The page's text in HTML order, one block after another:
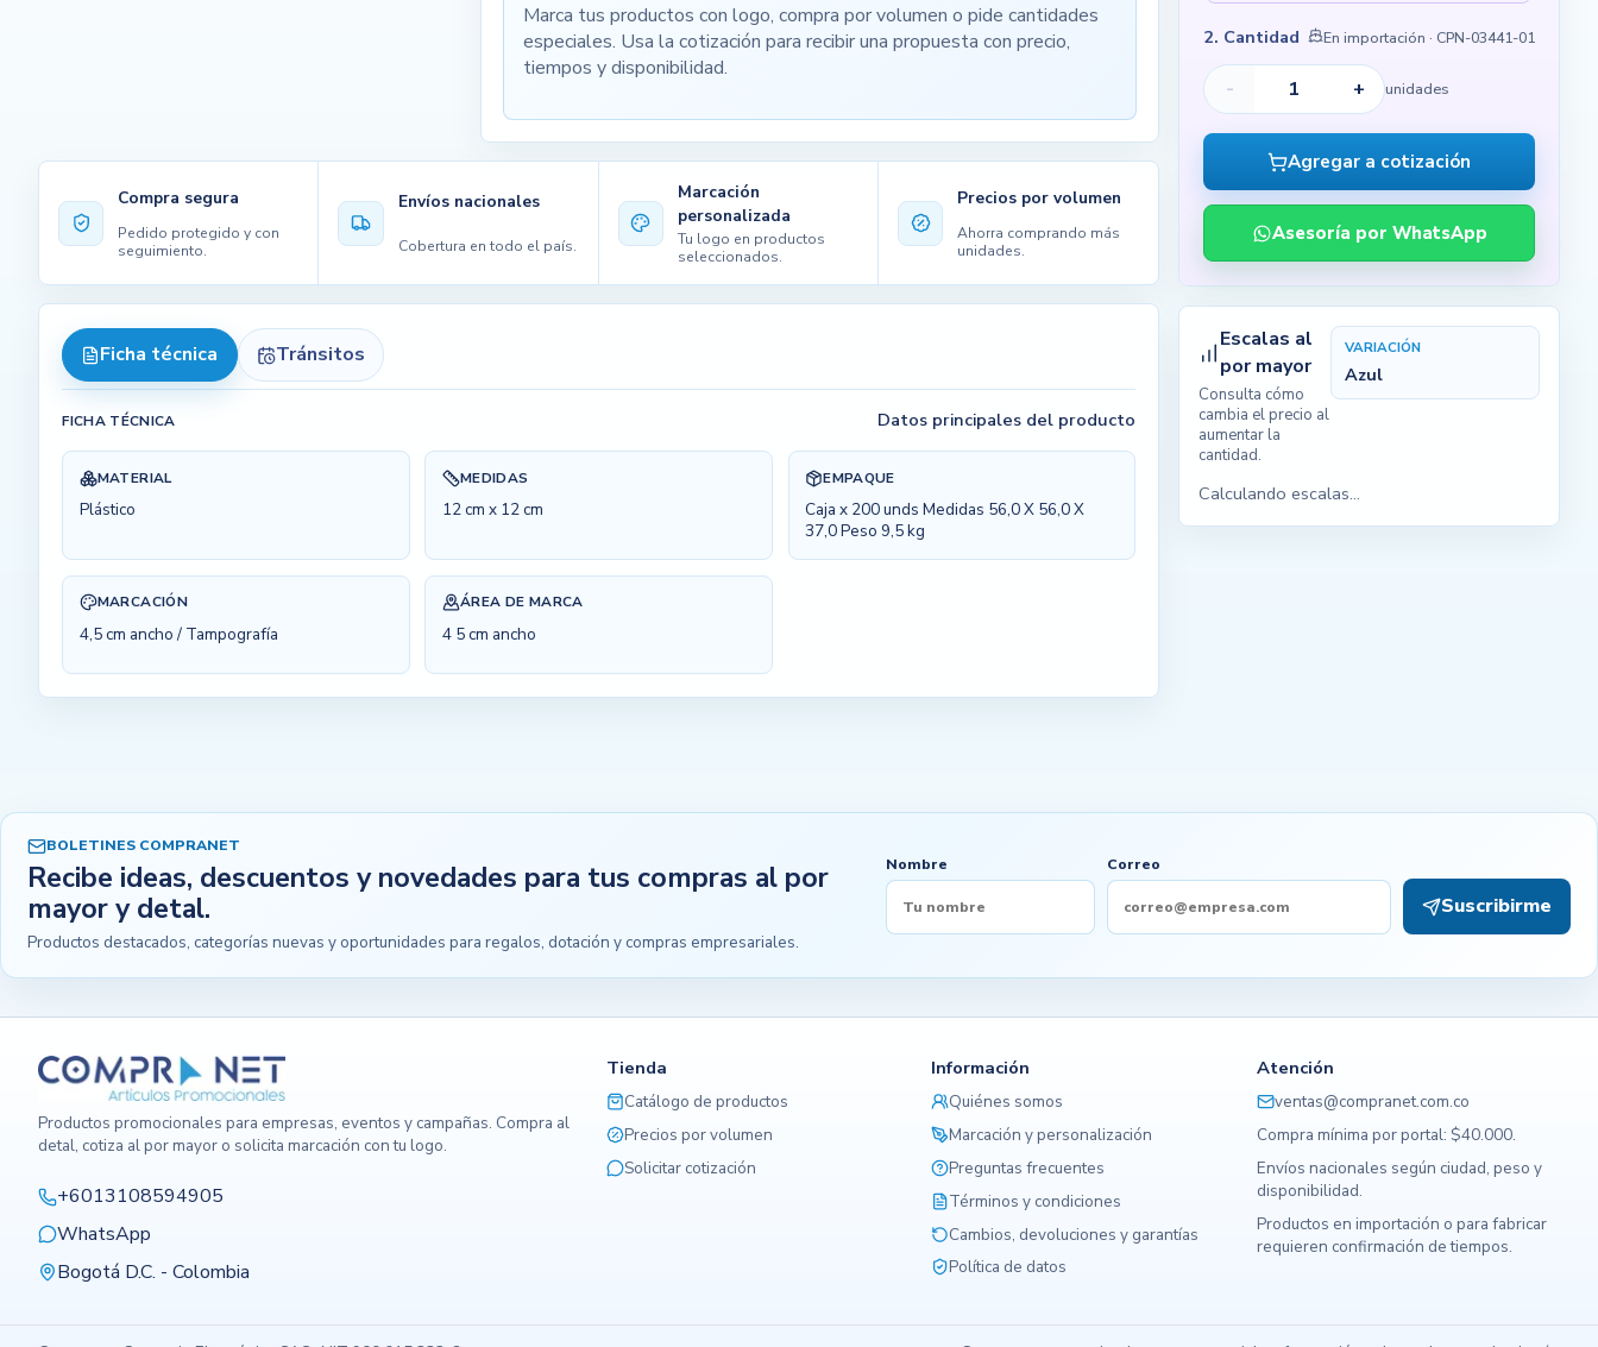
Marca tus productos con logo, compra por volumen o pide cantidades
especiales. Usa la cotización para recibir una propuesta con precio,
tiempos y disponibilidad.
Compra segura
Pedido protegido y con
seguimiento.
Envíos nacionales
Cobertura en todo el país.
Marcación
personalizada
Tu logo en productos
seleccionados.
Precios por volumen
Ahorra comprando más
unidades.
Ficha técnica Tránsitos
FICHA TÉCNICA Datos principales del producto
MATERIAL
Plástico
MEDIDAS
12 cm x 12 cm
EMPAQUE
Caja x 200 unds Medidas 56,0 X 56,0 X
37,0 Peso 9,5 kg
MARCACIÓN
4,5 cm ancho / Tampografía
ÁREA DE MARCA
4 5 cm ancho
2. Cantidad En importación · CPN-03441-01
- + unidades
Agregar a cotización
Asesoría por WhatsApp
Escalas al
por mayor
Consulta cómo
cambia el precio al
aumentar la
cantidad.
VARIACIÓN
Azul
Calculando escalas...
BOLETINES COMPRANET
Recibe ideas, descuentos y novedades para tus compras al por
mayor y detal.
Productos destacados, categorías nuevas y oportunidades para regalos, dotación y compras empresariales.
Nombre Correo
Suscribirme
Productos promocionales para empresas, eventos y campañas. Compra al
detal, cotiza al por mayor o solicita marcación con tu logo.
+6013108594905
WhatsApp
Bogotá D.C. - Colombia
Tienda
Catálogo de productos
Precios por volumen
Solicitar cotización
Información
Quiénes somos
Marcación y personalización
Preguntas frecuentes
Términos y condiciones
Cambios, devoluciones y garantías
Política de datos
Atención
ventas@compranet.com.co
Compra mínima por portal: $40.000.
Envíos nacionales según ciudad, peso y
disponibilidad.
Productos en importación o para fabricar
requieren confirmación de tiempos.